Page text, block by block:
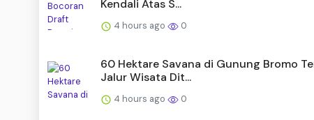
Kendali Atas S...
4 hours ago 0
60 Hektare Savana di Gunung Bromo
Jalur Wisata Dit...
4 hours ago 0